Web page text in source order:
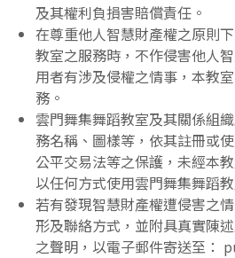
及其權利負損害賠償責任。
在尊重他人智慧財產權之原則
教室之服務時，不作侵害他人
用者有涉及侵權之情事，本教
務。
雲門舞集舞蹈教室及其關係組
務名稱、圖樣等，依其註冊或
公平交易法等之保護，未經本
以任何方式使用雲門舞集舞蹈
若有發現智慧財產權遭侵害之
形及聯絡方式，並附具真實陳
之聲明，以電子郵件寄送至：